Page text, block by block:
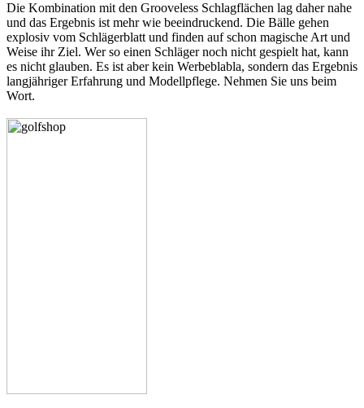
Die Kombination mit den Grooveless Schlagflächen lag daher nahe
und das Ergebnis ist mehr wie beeindruckend. Die Bälle gehen
explosiv vom Schlägerblatt und finden auf schon magische Art und
Weise ihr Ziel. Wer so einen Schläger noch nicht gespielt hat, kann
es nicht glauben. Es ist aber kein Werbeblabla, sondern das Ergebnis
langjähriger Erfahrung und Modellpflege. Nehmen Sie uns beim
Wort.